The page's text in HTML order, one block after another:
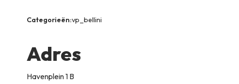
Categorieën:vp_bellini
Adres
Havenplein 1 B